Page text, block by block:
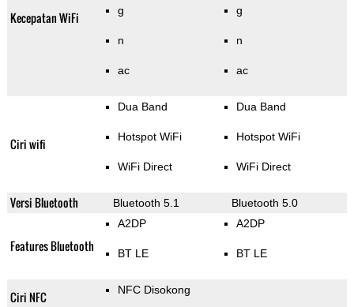
Kecepatan WiFi g
n
ac
g
n
ac
Ciri wifi
Dua Band
Hotspot WiFi
WiFi Direct
Dua Band
Hotspot WiFi
WiFi Direct
Versi Bluetooth Bluetooth 5.1 Bluetooth 5.0
Features Bluetooth
A2DP
BT LE
A2DP
BT LE
Ciri NFC NFC Disokong